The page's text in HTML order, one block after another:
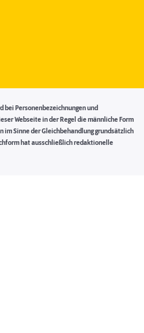
bei Personenbezeichnungen und
Webseite in der Regel die männliche Form
im Sinne der Gleichbehandlung grundsätzlich
hat ausschließlich redaktionelle